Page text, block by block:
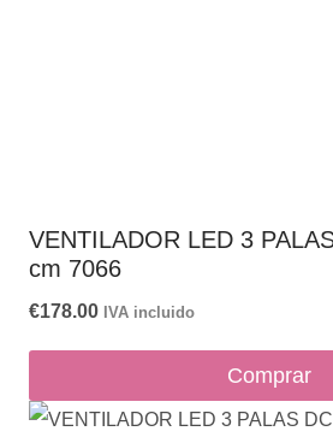
VENTILADOR LED 3
cm 7066
€178.00 IVA incluido
Comprar